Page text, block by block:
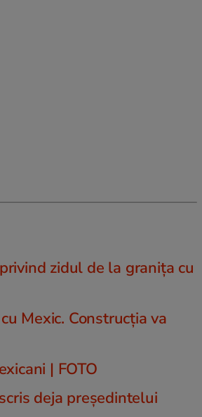
zidul de la granița cu
Mexic. Construcția va
| FOTO
deja președintelui